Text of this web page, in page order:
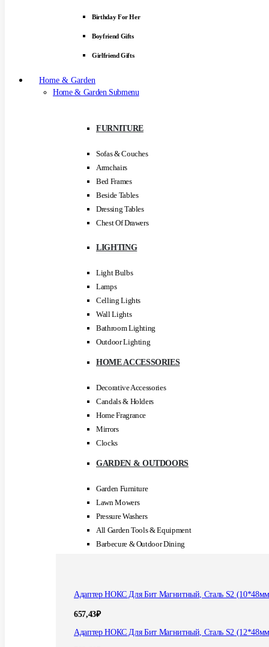
Birthday For Her
Boyfriend Gifts
Girlfriend Gifts
Home & Garden
Home & Garden Submenu
FURNITURE
Sofas & Couches
Armchairs
Bed Frames
Beside Tables
Dressing Tables
Chest Of Drawers
LIGHTING
Light Bulbs
Lamps
Celling Lights
Wall Lights
Bathroom Lighting
Outdoor Lighting
HOME ACCESSORIES
Decorative Accessories
Candals & Holders
Home Fragrance
Mirrors
Clocks
GARDEN & OUTDOORS
Garden Furniture
Lawn Mowers
Pressure Washers
All Garden Tools & Equipment
Barbecure & Outdoor Dining
Адаптер НОКС Для Бит Магнитный, Сталь S2
657,43₽
Адаптер НОКС Для Бит Магнитный, Сталь S2